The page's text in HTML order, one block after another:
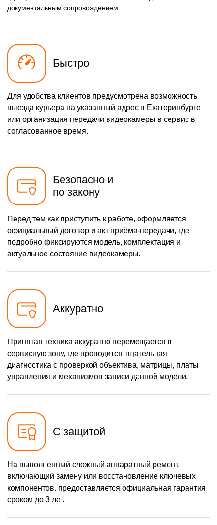
документальным сопровождением.
Быстро
Для удобства клиентов предусмотрена возможность
выезда курьера на указанный адрес в Екатеринбурге
или организация передачи видеокамеры в сервис в
согласованное время.
Безопасно и
по закону
Перед тем как приступить к работе, оформляется
официальный договор и акт приёма-передачи, где
подробно фиксируются модель, комплектация и
актуальное состояние видеокамеры.
Аккуратно
Принятая техника аккуратно перемещается в
сервисную зону, где проводится тщательная
диагностика с проверкой объектива, матрицы, платы
управления и механизмов записи данной модели.
С защитой
На выполненный сложный аппаратный ремонт,
включающий замену или восстановление ключевых
компонентов, предоставляется официальная гарантия
сроком до 3 лет.